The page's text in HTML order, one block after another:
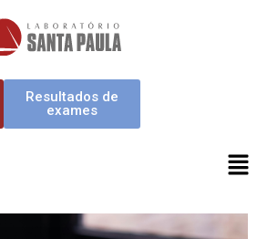
Resultados de
exames